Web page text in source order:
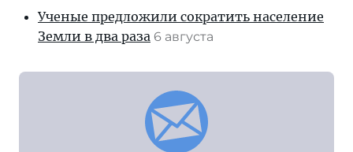
Ученые предложили сократить население
Земли в два раза 6 августа